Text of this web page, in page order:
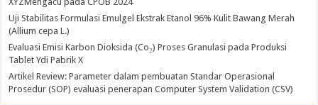
Uji Stabilitas Formulasi Emulgel Ekstrak Etanol 96% Kulit Bawang Merah
(Allium cepa L.)
Evaluasi Emisi Karbon Dioksida (Co₂) Proses Granulasi pada Produksi
Tablet Ydi Pabrik X
Artikel Review: Parameter dalam pembuatan Standar Operasional
Prosedur (SOP) evaluasi penerapan Computer System Validation (CSV)